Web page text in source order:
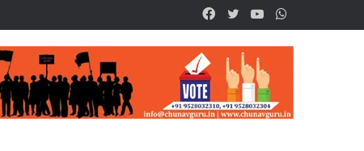
YouTube
Twitter
Facebook